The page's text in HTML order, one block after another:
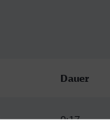
Dauer
0:17